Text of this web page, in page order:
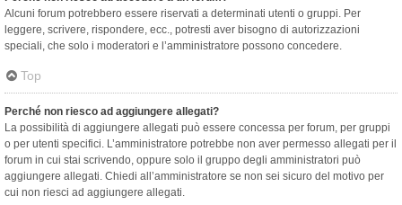
Alcuni forum potrebbero essere riservati a determinati utenti o gruppi. Per
leggere, scrivere, rispondere, ecc., potresti aver bisogno di autorizzazioni
speciali, che solo i moderatori e l’amministratore possono concedere.
Top
Perché non riesco ad aggiungere allegati?
La possibilità di aggiungere allegati può essere concessa per forum, per gruppi
o per utenti specifici. L’amministratore potrebbe non aver permesso allegati per il
forum in cui stai scrivendo, oppure solo il gruppo degli amministratori può
aggiungere allegati. Chiedi all’amministratore se non sei sicuro del motivo per
cui non riesci ad aggiungere allegati.